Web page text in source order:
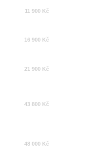
11 900 Kč
16 900 Kč
21 900 Kč
43 800 Kč
48 000 Kč